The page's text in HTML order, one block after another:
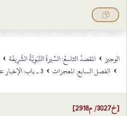
الوجيز › المقصدُ التّاسعُ: السِّيرةُ النَّبَوِيَّةُ الشَّرِيفَة ›
› الفصل السابع: المعجزات › 3 ـ باب: الإخبار عن المستقبل
[خ3027/ م2918]